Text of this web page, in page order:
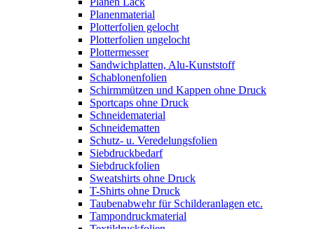
Planenmaterial
Plotterfolien gelocht
Plotterfolien ungelocht
Plottermesser
Sandwichplatten, Alu-Kunststoff
Schablonenfolien
Schirmmützen und Kappen ohne Druck
Sportcaps ohne Druck
Schneidematerial
Schneidematten
Schutz- u. Veredelungsfolien
Siebdruckbedarf
Siebdruckfolien
Sweatshirts ohne Druck
T-Shirts ohne Druck
Taubenabwehr für Schilderanlagen etc.
Tampondruckmaterial